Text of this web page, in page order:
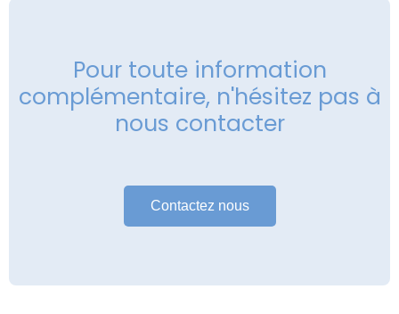
Pour toute information
complémentaire, n'hésitez pas à
nous contacter
Contactez nous